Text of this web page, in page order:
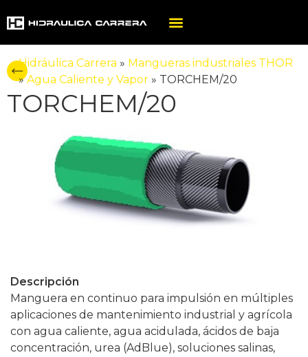
Hidráulica Carrera » Mangueras industriales THOR
»Agua Caliente y Vapor » TORCHEM/20
TORCHEM/20
Descripción
Manguera en continuo para impulsión en múltiples
aplicaciones de mantenimiento industrial y agrícola
con agua caliente, agua acidulada, ácidos de baja
concentración, urea (AdBlue), soluciones salinas,